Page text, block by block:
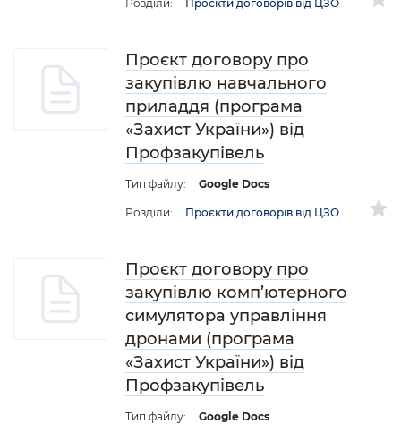
Розділи: Проєкти договорів від ЦЗО
Проєкт договору про
закупівлю навчального
приладдя (програма
«Захист України») від
Профзакупівель
Тип файлу: Google Docs
Розділи: Проєкти договорів від ЦЗО
Проєкт договору про
закупівлю комп’ютерного
симулятора управління
дронами (програма
«Захист України») від
Профзакупівель
Тип файлу: Google Docs